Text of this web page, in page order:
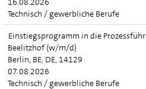
Technisch / gewerbliche Berufe
Einstiegsprogramm in die
Beelitzhof (w/m/d)
Berlin, BE, DE, 14129
07.08.2026
Technisch / gewerbliche Berufe